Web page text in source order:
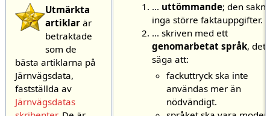
Utmärkta
artiklar är
betraktade
som de
bästa artiklarna på
Järnvägsdata,
fastställda av
Järnvägsdatas
... uttömmande; den
inga större faktauppgifter.
... skriven med ett
genomarbetat språk, det
säga att:
fackuttryck ska inte
användas mer än
nödvändigt.